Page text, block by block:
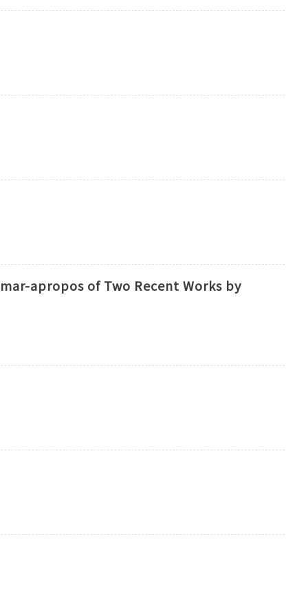
apropos of Two Recent Works by